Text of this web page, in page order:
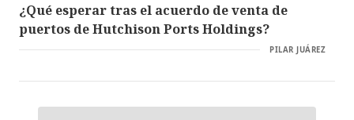
¿Qué esperar tras el acuerdo de venta de
puertos de Hutchison Ports Holdings?
PILAR JUÁREZ